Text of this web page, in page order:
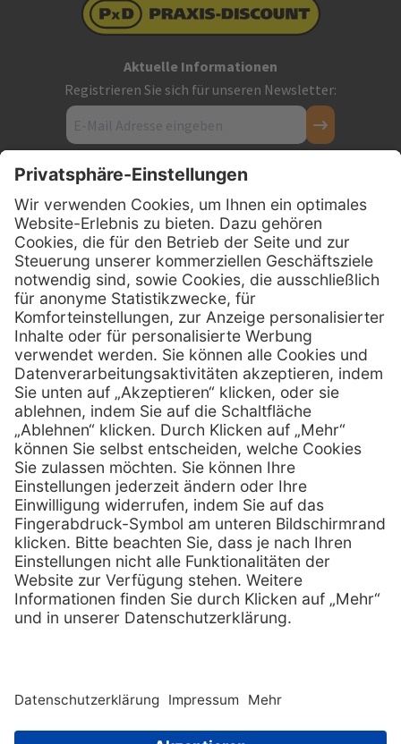
Aktuelle Informationen
Registrieren Sie sich für unseren Newsletter:
Kontakt
Firmensitz
PxD Praxis-Discount GmbH
Hans-Wunderlich-Straße 7
D-49078 Osnabrück
Telefon: 0800 - 600 66 30
Telefon:0800 - 07 01 96
E-Mail:info @ praxis-discount.de
Services
Serviceversprechen
Sprechstundenbedarf
Retoure anmelden
Hilfe
FAQs
Kontakt
Lob & Kritik
Zertifikat Rechtliches
Impressum
Datenschutz
AGB